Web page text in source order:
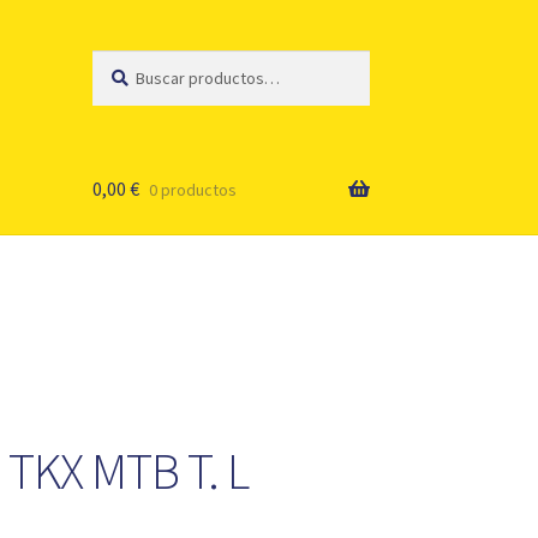
por:
0,00 € 0 productos
MTB T. L